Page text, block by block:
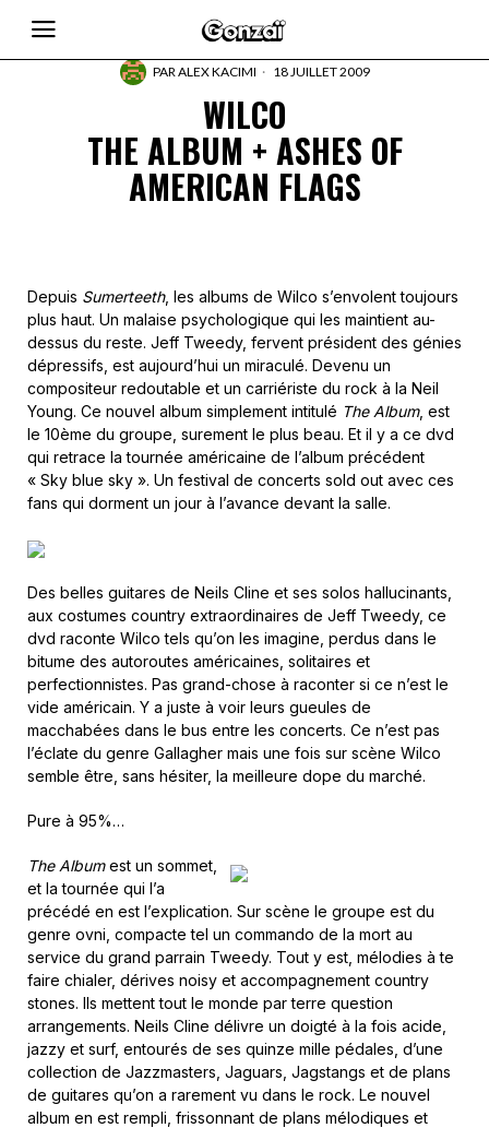
PARALEX KACIMI 18 JUILLET 2009
WILCO
THE ALBUM + ASHES OF
AMERICAN FLAGS
Depuis Sumerteeth, les albums de Wilco s’envolent toujours
plus haut. Un malaise psychologique qui les maintient au-
dessus du reste. Jeff Tweedy, fervent président des génies
dépressifs, est aujourd’hui un miraculé. Devenu un
compositeur redoutable et un carriériste du rock à la Neil
Young. Ce nouvel album simplement intitulé The Album, est
le 10ème du groupe, surement le plus beau. Et il y a ce dvd
qui retrace la tournée américaine de l’album précédent
« Sky blue sky ». Un festival de concerts sold out avec ces
fans qui dorment un jour à l’avance devant la salle.
Des belles guitares de Neils Cline et ses solos hallucinants,
aux costumes country extraordinaires de Jeff Tweedy, ce
dvd raconte Wilco tels qu’on les imagine, perdus dans le
bitume des autoroutes américaines, solitaires et
perfectionnistes. Pas grand-chose à raconter si ce n’est le
vide américain. Y a juste à voir leurs gueules de
macchabées dans le bus entre les concerts. Ce n’est pas
l’éclate du genre Gallagher mais une fois sur scène Wilco
semble être, sans hésiter, la meilleure dope du marché.
Pure à 95%…
The Albumest un sommet,
et la tournée qui l’a
précédé en est l’explication. Sur scène le groupe est du
genre ovni, compacte tel un commando de la mort au
service du grand parrain Tweedy. Tout y est, mélodies à te
faire chialer, dérives noisy et accompagnement country
stones. Ils mettent tout le monde par terre question
arrangements. Neils Cline délivre un doigté à la fois acide,
jazzy et surf, entourés de ses quinze mille pédales, d’une
collection de Jazzmasters, Jaguars, Jagstangs et de plans
de guitares qu’on a rarement vu dans le rock. Le nouvel
album en est rempli, frissonnant de plans mélodiques et